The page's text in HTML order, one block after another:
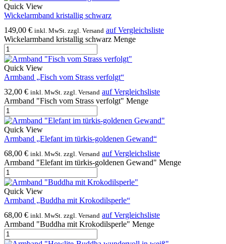
Quick View
Wickelarmband kristallig schwarz
149,00 € inkl. MwSt. zzgl. Versand auf Vergleichsliste
Wickelarmband kristallig schwarz Menge
Quick View
Armband „Fisch vom Strass verfolgt“
32,00 € inkl. MwSt. zzgl. Versand auf Vergleichsliste
Armband "Fisch vom Strass verfolgt" Menge
Quick View
Armband „Elefant im türkis-goldenen Gewand“
68,00 € inkl. MwSt. zzgl. Versand auf Vergleichsliste
Armband "Elefant im türkis-goldenen Gewand" Menge
Quick View
Armband „Buddha mit Krokodilsperle“
68,00 € inkl. MwSt. zzgl. Versand auf Vergleichsliste
Armband "Buddha mit Krokodilsperle" Menge